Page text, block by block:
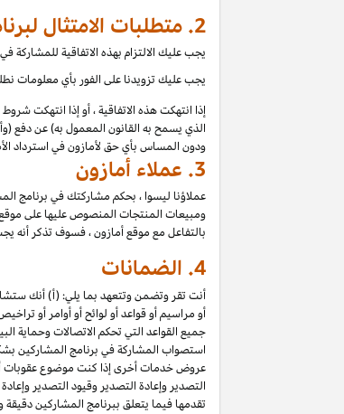
2. متطلبات الامتثال
يجب عليك الالتزام بهذه الاتفاقية
يجب عليك تزويدنا على الفور بأي معلومات
إذا انتهكت هذه الاتفاقية ، أو إذا انتهكت
الذي يسمح به القانون المعمول به) عن دفع
ودون المساس بأي حق لأمازون في استرداد
3. عملاء أمازون
عملاؤنا ليسوا ، بحكم مشاركتك في برنامج
ومبيعات المنتجات المنصوص عليها على موقع
بالتفاعل مع موقع أمازون ، فسوف تذكر أنه
4. الضمانات
أنت تقر وتضمن وتتعهد بما يلي: (أ) أنك
أو مراسيم أو قواعد أو لوائح أو أوامر أو
جميع القواعد التي تحكم الاتصالات وحماية
استصواب المشاركة في برنامج المشاركين
عروض خدمات أخرى إذا كنت موضوع عقوبات
التصدير وإعادة التصدير وقيود التصدير
تقدمها فيما يتعلق ببرنامج المشاركين